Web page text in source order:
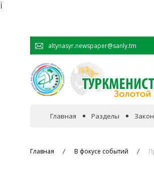
Ï
altynasyr.newspaper@sanly.tm
Главная Разделы
Главная В фокусе событий